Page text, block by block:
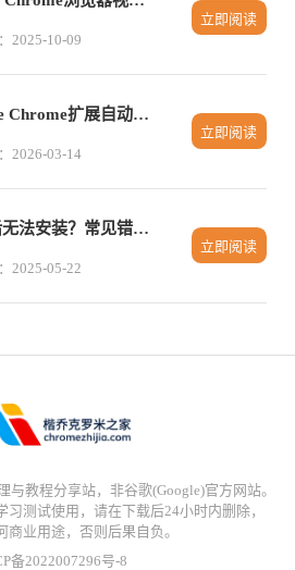
2025-10-09
立即阅读
Google Chrome扩展自动更新机制解析及设置
2026-03-14
立即阅读
下载后无法安装？常见错误代码解决方法大全
2025-05-22
立即阅读
教程分享站，非谷歌(Google)官方网站。
测试使用，请在下载后24小时内删除，
商业用途，否则后果自负。
备2022007296号-8